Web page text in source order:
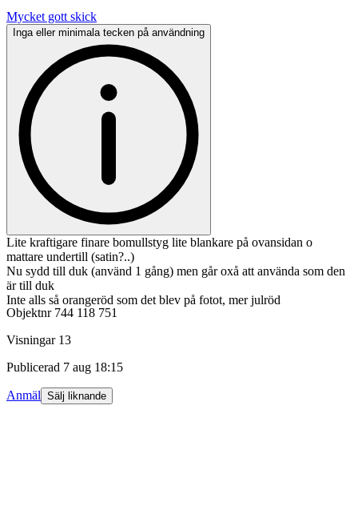
Mycket gott skick
Inga eller minimala tecken på användning
Lite kraftigare finare bomullstyg lite blankare på ovansidan o
mattare undertill (satin?..)
Nu sydd till duk (använd 1 gång) men går oxå att använda som den
är till duk
Inte alls så orangeröd som det blev på fotot, mer julröd
Objektnr 744 118 751
Visningar 13
Publicerad 7 aug 18:15
Anmäl Sälj liknande